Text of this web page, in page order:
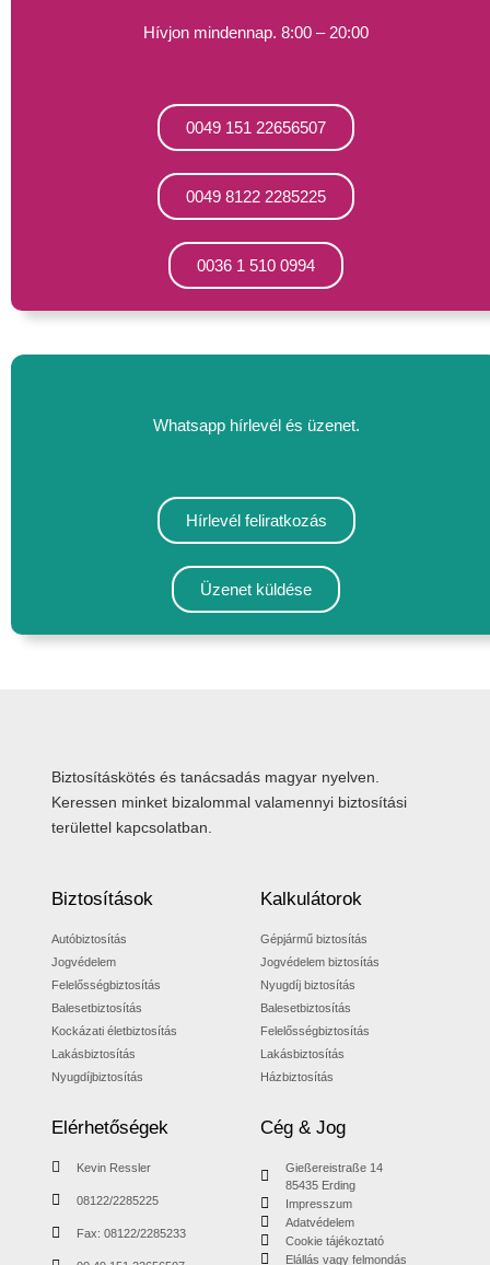
Hívjon mindennap. 8:00 – 20:00
0049 151 22656507
0049 8122 2285225
0036 1 510 0994
Whatsapp hírlevél és üzenet.
Hírlevél feliratkozás
Üzenet küldése
Biztosításkötés és tanácsadás magyar nyelven.
Keressen minket bizalommal valamennyi biztosítási
területtel kapcsolatban.
Biztosítások
Autóbiztosítás
Jogvédelem
Felelősségbiztosítás
Balesetbiztosítás
Kockázati életbiztosítás
Lakásbiztosítás
Nyugdíjbiztosítás
Kalkulátorok
Gépjármű biztosítás
Jogvédelem biztosítás
Nyugdíj biztosítás
Balesetbiztosítás
Felelősségbiztosítás
Lakásbiztosítás
Házbiztosítás
Elérhetőségek
Kevin Ressler
08122/2285225
Fax: 08122/2285233
Cég & Jog
Gießereistraße 14
85435 Erding
Impresszum
Adatvédelem
Cookie tájékoztató
Elállás vagy felmondás